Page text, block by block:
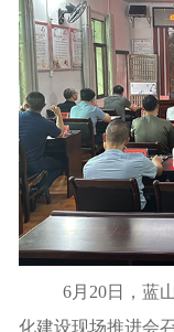
6月20日，蓝
化建设现场推进会